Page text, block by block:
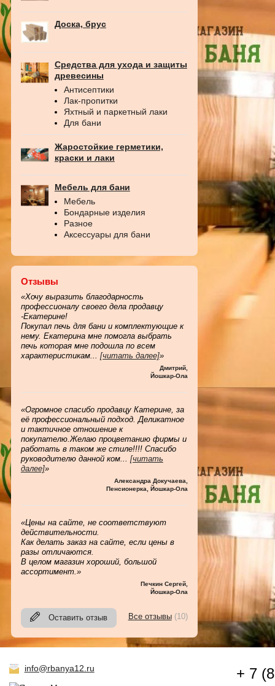
Доска, брус
Средства для ухода и защиты
древесины
Антисептики
Лак-пропитки
Яхтный и паркетный лаки
Для бани
Жаростойкие герметики,
краски и лаки
Мебель для бани
Мебель
Бондарные изделия
Разное
Аксессуары для бани
Отзывы
«Хочу выразить благодарность
профессионалу своего дела продавцу
-Екатерине!
Покупал печь для бани и комплектующие к
нему. Екатерина мне помогла выбрать
печь которая мне подошла по всем
характеристикам... [читать далее]»
Дмитрий,
Йошкар-Ола
«Огромное спасибо продавцу Катерине, за
её профессиональный подход. Деликатное
и тактичное отношение к
покупателю.Желаю процветанию фирмы и
работать в таком же стиле!!!! Спасибо
руководителю данной ком... [читать
далее]»
Александра Докучаева
Пенсионерка, Йошкар-Ола
«Цены на сайте, не соответствуют
действительности.
Как делать заказ на сайте, если цены в
разы отличаются.
В целом магазин хороший, большой
ассортимент.»
Печкин Сергей,
Йошкар-Ола
Оставить отзыв Все отзывы(10)
info@rbanya12.ru
+ 7